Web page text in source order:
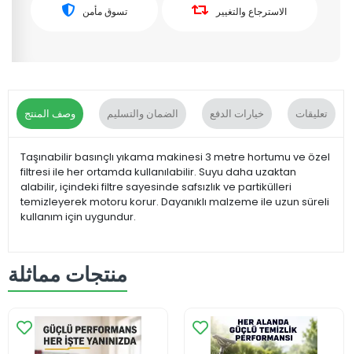
تسوق مأمن الاسترجاع والتغيير
وصف المنتج الضمان والتسليم خيارات الدفع تعليقات
Taşınabilir basınçlı yıkama makinesi 3 metre hortumu ve özel
filtresi ile her ortamda kullanılabilir. Suyu daha uzaktan
alabilir, içindeki filtre sayesinde safsızlık ve partikülleri
temizleyerek motoru korur. Dayanıklı malzeme ile uzun süreli
kullanım için uygundur.
منتجات مماثلة